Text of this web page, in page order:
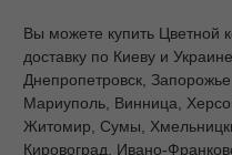
Вы можете купить Цветной
доставку по Киеву и
Днепропетровск,
Мариуполь, Винница,
Житомир, Сумы,
Кировоград, Ивано-